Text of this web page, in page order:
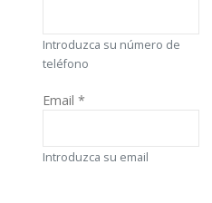
Introduzca su número de
teléfono
Email *
Introduzca su email